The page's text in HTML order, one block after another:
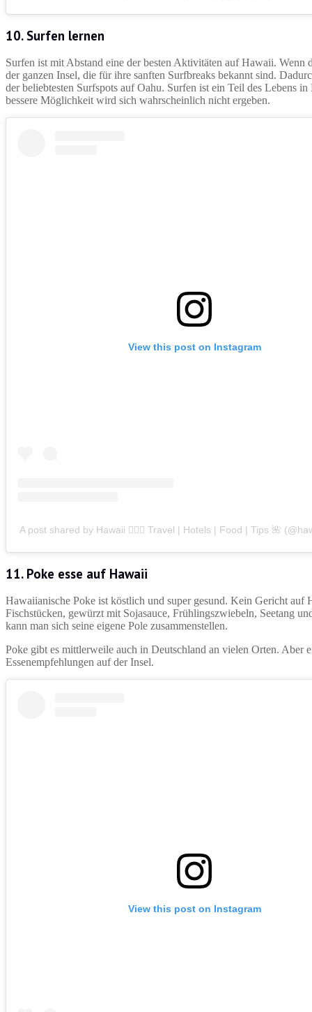
10. Surfen lernen
Surfen ist mit Abstand eine der besten Aktivitäten auf Hawaii.
der ganzen Insel, die für ihre sanften Surfbreaks bekannt sind.
der beliebtesten Surfspots auf Oahu. Surfen ist ein Teil des Lebens
bessere Möglichkeit wird sich wahrscheinlich nicht ergeben.
View this post on Instagram
A post shared by Hawaii 🏄🏽‍♀️ Travel | Hotels | Food | Tips 🌺
11. Poke esse auf Hawaii
Hawaiianische Poke ist köstlich und super gesund. Kein Gericht auf
Fischstücken, gewürzt mit Sojasauce, Frühlingszwiebeln, Seetang
kann man sich seine eigene Pole zusammenstellen.
Poke gibt es mittlerweile auch in Deutschland an vielen Orten. Aber
Essenempfehlungen auf der Insel.
View this post on Instagram